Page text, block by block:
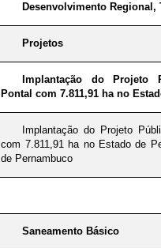
Desenvolvimento Regional,
Projetos
Implantação do Projeto
Pontal com 7.811,91 ha no
Implantação do Projeto
com 7.811,91 ha no Estado de
de Pernambuco
Saneamento Básico